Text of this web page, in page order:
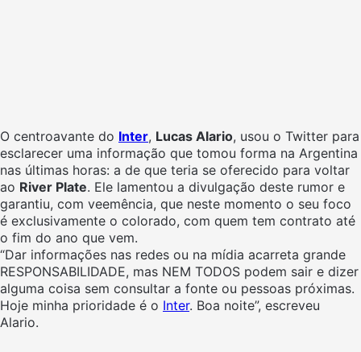
O centroavante do Inter, Lucas Alario, usou o Twitter para
esclarecer uma informação que tomou forma na Argentina
nas últimas horas: a de que teria se oferecido para voltar
ao River Plate. Ele lamentou a divulgação deste rumor e
garantiu, com veemência, que neste momento o seu foco
é exclusivamente o colorado, com quem tem contrato até
o fim do ano que vem.
“Dar informações nas redes ou na mídia acarreta grande
RESPONSABILIDADE, mas NEM TODOS podem sair e dizer
alguma coisa sem consultar a fonte ou pessoas próximas.
Hoje minha prioridade é o Inter. Boa noite”, escreveu
Alario.